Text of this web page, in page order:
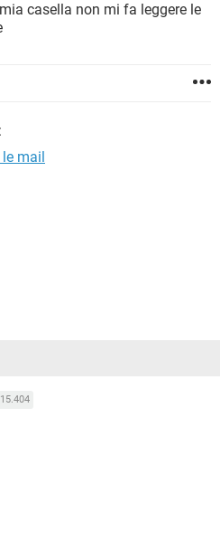
WHATSAPP
casella non mi fa leggere le
le mail
15.404